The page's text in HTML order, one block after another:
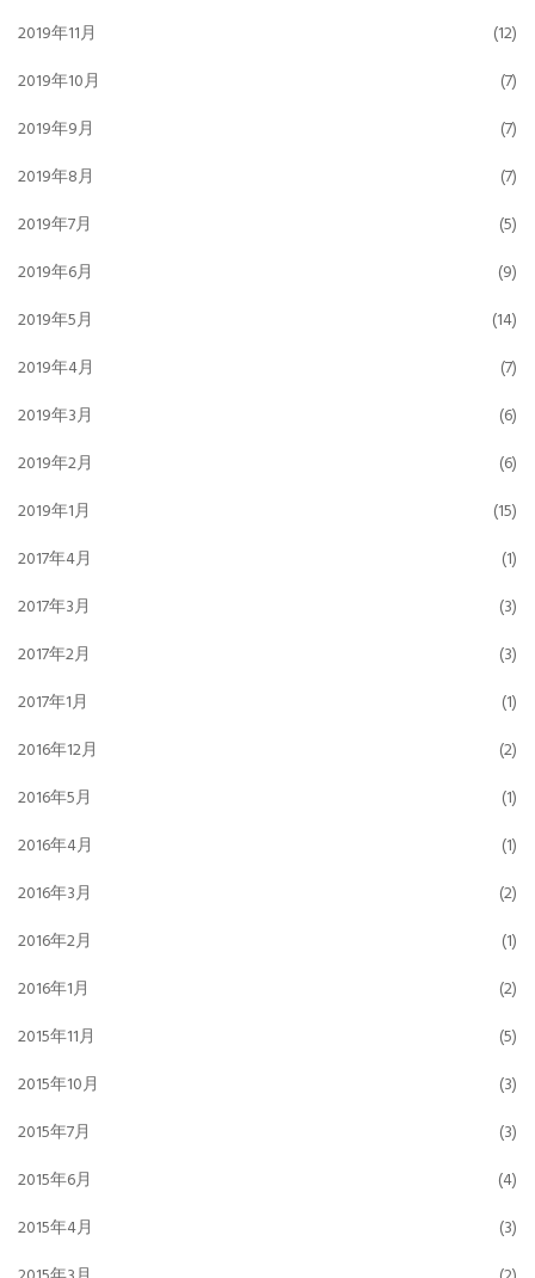
2019年11月
(12)
2019年10月
(7)
2019年9月
(7)
2019年8月
(7)
2019年7月
(5)
2019年6月
(9)
2019年5月
(14)
2019年4月
(7)
2019年3月
(6)
2019年2月
(6)
2019年1月
(15)
2017年4月
(1)
2017年3月
(3)
2017年2月
(3)
2017年1月
(1)
2016年12月
(2)
2016年5月
(1)
2016年4月
(1)
2016年3月
(2)
2016年2月
(1)
2016年1月
(2)
2015年11月
(5)
2015年10月
(3)
2015年7月
(3)
2015年6月
(4)
2015年4月
(3)